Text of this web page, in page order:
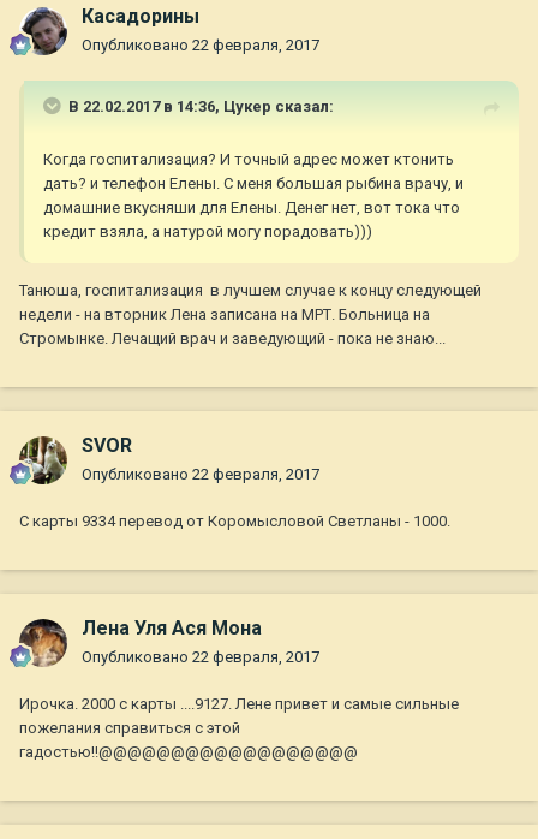
Карта 4276 3801 1245 4355 Ирина Владимировна.
Желающим что-то сказать - внизу в подписи мой телефон, я
Касадорины
Опубликовано 22 февраля, 2017
В 22.02.2017 в 14:36, Цукер сказал:
Когда госпитализация? И точный адрес может ктонить
дать? и телефон Елены. С меня большая рыбина врачу, и
домашние вкусняши для Елены. Денег нет, вот тока что
кредит взяла, а натурой могу порадовать)))
Танюша, госпитализация в лучшем случае к концу следующей
недели - на вторник Лена записана на МРТ. Больница на
Стромынке. Лечащий врач и заведующий - пока не знаю...
SVOR
Опубликовано 22 февраля, 2017
С карты 9334 перевод от Коромысловой Светланы - 1000.
Лена Уля Ася Мона
Опубликовано 22 февраля, 2017
Ирочка. 2000 с карты ....9127. Лене привет и самые сильные
пожелания справиться с этой
гадостью!!@@@@@@@@@@@@@@@@@@